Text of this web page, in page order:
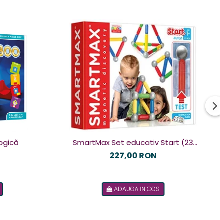
SmartMax Set educativ Start (23
piese) cu fereastra de test
227,00 RON
ADAUGA IN COS